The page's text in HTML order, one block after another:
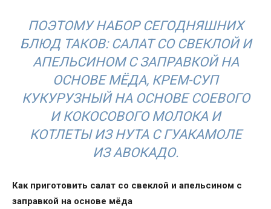
ПОЭТОМУ НАБОР СЕГОДНЯШНИХ
БЛЮД ТАКОВ: САЛАТ СО СВЕКЛОЙ И
АПЕЛЬСИНОМ С ЗАПРАВКОЙ НА
ОСНОВЕ МЁДА, КРЕМ-СУП
КУКУРУЗНЫЙ НА ОСНОВЕ СОЕВОГО
И КОКОСОВОГО МОЛОКА И
КОТЛЕТЫ ИЗ НУТА С ГУАКАМОЛЕ
ИЗ АВОКАДО.
Как приготовить салат со свеклой и апельсином с
заправкой на основе мёда